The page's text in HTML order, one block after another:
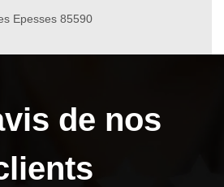
Epesses 85590
de nos